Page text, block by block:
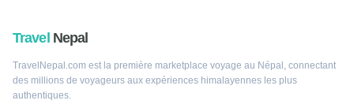
Travel Nepal
TravelNepal.com est la première marketplace voyage au Népal, connectant
des millions de voyageurs aux expériences himalayennes les plus
authentiques.